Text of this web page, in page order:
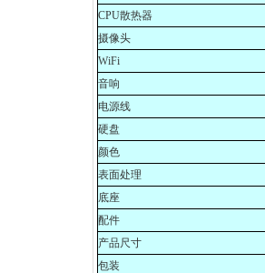
CPU散热器
摄像头
WiFi
音响
电源线
硬盘
颜色
表面处理
底座
配件
产品尺寸
包装